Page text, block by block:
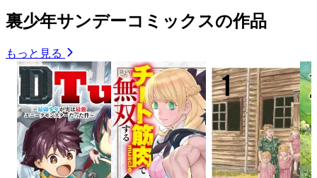
裏少年サンデーコミックスの作品
もっと見る